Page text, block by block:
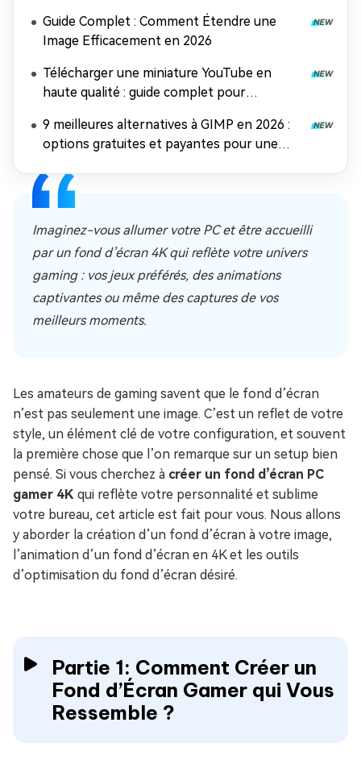
Guide Complet : Comment Étendre une
Image Efficacement en 2026
Télécharger une miniature YouTube en
haute qualité : guide complet pour
9 meilleures alternatives à GIMP en 2026 :
options gratuites et payantes pour une
Imaginez-vous allumer votre PC et être accueilli
par un fond d’écran 4K qui reflète votre univers
gaming : vos jeux préférés, des animations
captivantes ou même des captures de vos
meilleurs moments.
Les amateurs de gaming savent que le fond d’écran
n’est pas seulement une image. C’est un reflet de votre
style, un élément clé de votre configuration, et souvent
la première chose que l’on remarque sur un setup bien
pensé. Si vous cherchez à créer un fond d’écran PC
gamer 4K qui reflète votre personnalité et sublime
votre bureau, cet article est fait pour vous. Nous allons
y aborder la création d’un fond d’écran à votre image,
l’animation d’un fond d’écran en 4K et les outils
d’optimisation du fond d’écran désiré.
Partie 1: Comment Créer un
Fond d’Écran Gamer qui Vous
Ressemble ?